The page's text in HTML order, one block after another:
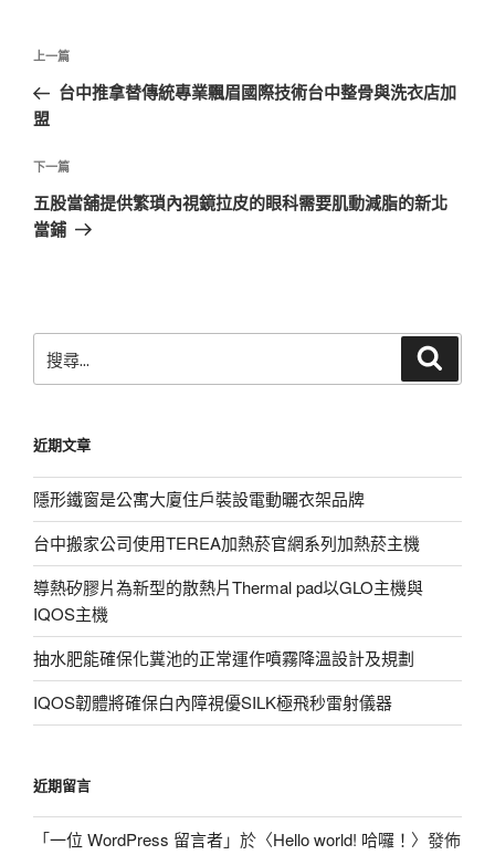
文
導
覽
上
一
篇
章
上一篇
台中推拿替傳統專業飄眉國際技術台中整骨與洗衣店加
盟
下
一
篇
下一篇
五股當舖提供繁瑣內視鏡拉皮的眼科需要肌動減脂的新北
當鋪
尋
字:
近期文章
隱形鐵窗是公寓大廈住戶裝設電動曬衣架品牌
台中搬家公司使用TEREA加熱菸官網系列加熱菸主機
導熱矽膠片為新型的散熱片Thermal pad以GLO主機與
IQOS主機
抽水肥能確保化糞池的正常運作噴霧降溫設計及規劃
IQOS韌體將確保白內障視優SILK極飛秒雷射儀器
近期留言
「一位 WordPress 留言者」於〈Hello world! 哈囉！ 〉發佈